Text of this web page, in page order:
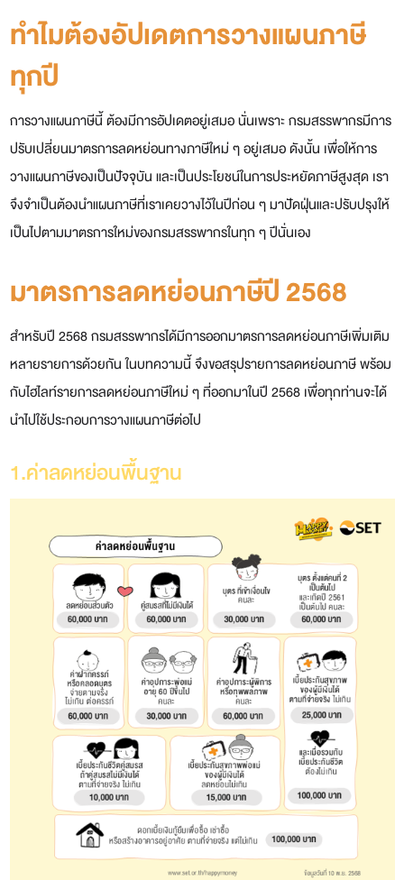
ทำไมต้องอัปเดตการวางแผนภาษี
ทุกปี
การวางแผนภาษีนี้ ต้องมีการอัปเดตอยู่เสมอ นั่นเพราะ กรมสรรพากรมีการ
ปรับเปลี่ยนมาตรการลดหย่อนทางภาษีใหม่ ๆ อยู่เสมอ ดังนั้น เพื่อให้การ
วางแผนภาษีของเป็นปัจจุบัน และเป็นประโยชน์ในการประหยัดภาษีสูงสุด เรา
จึงจำเป็นต้องนำแผนภาษีที่เราเคยวางไว้ในปีก่อน ๆ มาปัดฝุ่นและปรับปรุงให้
เป็นไปตามมาตรการใหม่ของกรมสรรพากรในทุก ๆ ปีนั่นเอง
มาตรการลดหย่อนภาษีปี 2568
สำหรับปี 2568 กรมสรรพากรได้มีการออกมาตรการลดหย่อนภาษีเพิ่มเติม
หลายรายการด้วยกัน ในบทความนี้จึงขอสรุปรายการลดหย่อนภาษี พร้อม
กับไฮไลท์รายการลดหย่อนภาษีใหม่ ๆ ที่ออกมาในปี 2568 เพื่อทุกท่านจะได้
นำไปใช้ประกอบการวางแผนภาษีต่อไป
1.ค่าลดหย่อนพื้นฐาน